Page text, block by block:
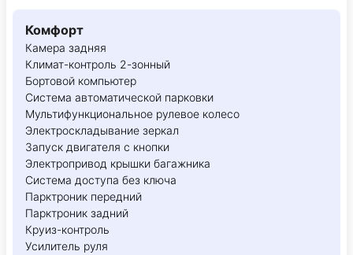
Комфорт
Камера задняя
Климат-контроль 2-зонный
Бортовой компьютер
Система автоматической парковки
Мультифункциональное рулевое колесо
Электроскладывание зеркал
Запуск двигателя с кнопки
Электропривод крышки багажника
Система доступа без ключа
Парктроник передний
Парктроник задний
Круиз-контроль
Усилитель руля